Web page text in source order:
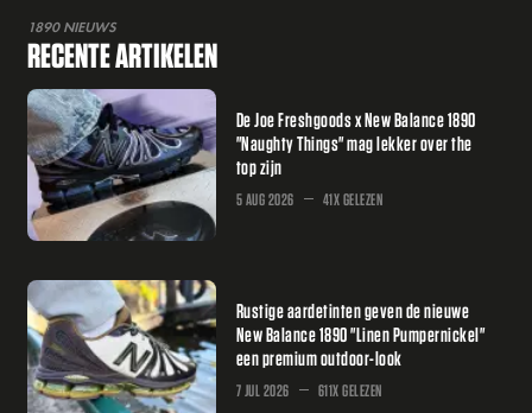
1890 NIEUWS
RECENTE ARTIKELEN
De Joe Freshgoods x New Balance 1890
"Naughty Things" mag lekker over the
top zijn
5 AUG 2026 41X GELEZEN
Rustige aardetinten geven de nieuwe
New Balance 1890 "Linen Pumpernickel"
een premium outdoor-look
7 JUL 2026 611X GELEZEN